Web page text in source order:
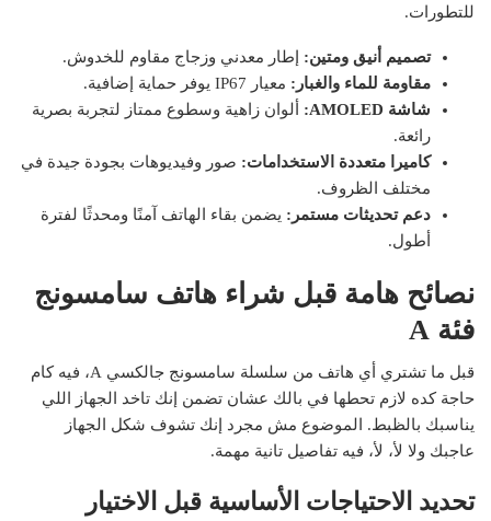
للتطورات.
تصميم أنيق ومتين: إطار معدني وزجاج مقاوم للخدوش.
مقاومة للماء والغبار: معيار IP67 يوفر حماية إضافية.
شاشة AMOLED:
ألوان زاهية وسطوع ممتاز لتجربة بصرية
رائعة.
كاميرا متعددة الاستخدامات: صور وفيديوهات بجودة جيدة في
مختلف الظروف.
دعم تحديثات مستمر: يضمن بقاء الهاتف آمنًا ومحدثًا لفترة
أطول.
نصائح هامة قبل شراء هاتف سامسونج
فئة A
قبل ما تشتري أي هاتف من سلسلة سامسونج جالكسي A، فيه كام
حاجة كده لازم تحطها في بالك عشان تضمن إنك تاخد الجهاز اللي
يناسبك بالظبط. الموضوع مش مجرد إنك تشوف شكل الجهاز
عاجبك ولا لأ، لأ، فيه تفاصيل تانية مهمة.
تحديد الاحتياجات الأساسية قبل الاختيار